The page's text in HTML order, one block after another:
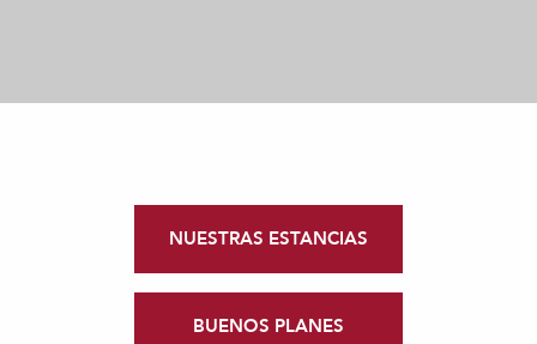
NUESTRAS ESTANCIAS
BUENOS PLANES